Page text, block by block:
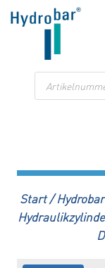
Zum
Inhalt
Products
search
Start /